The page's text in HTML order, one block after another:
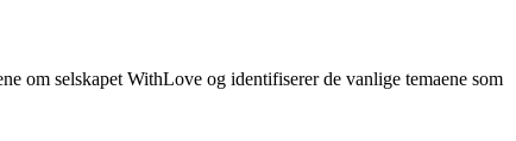
om selskapet WithLove og identifiserer de vanlige temaene som